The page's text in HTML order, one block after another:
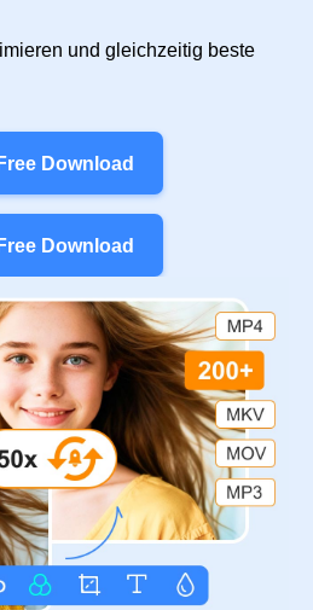
und gleichzeitig beste
Free Download
Free Download